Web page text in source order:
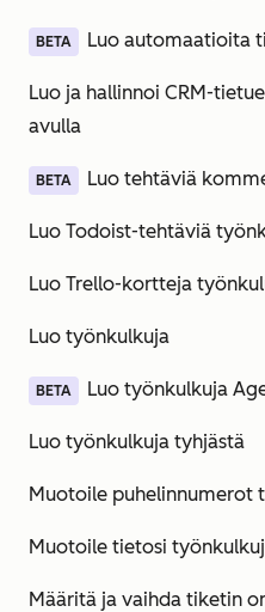
BETA Luo automaatioita
Luo ja hallinnoi CRM-
avulla
BETA Luo tehtäviä
Luo Todoist-tehtäviä
Luo Trello-kortteja
Luo työnkulkuja
BETA Luo työnkulkuja
Luo työnkulkuja tyhjästä
Muotoile puhelinnumerot
Muotoile tietosi
Määritä ja vaihda tiketin